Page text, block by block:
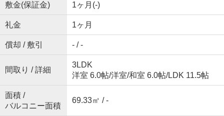
敷金(保証金) 1ヶ月(-)
礼金 1ヶ月
償却 / 敷引 - / -
間取り / 詳細
3LDK
洋室 6.0帖/洋室/和室 6.0帖/LDK 11.5帖
面積 /
バルコニー面積
69.33㎡ / -